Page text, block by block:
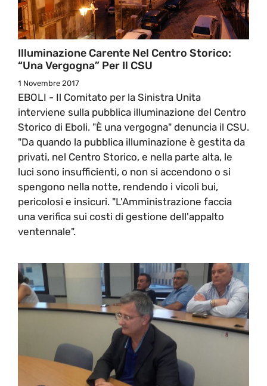
Illuminazione Carente Nel Centro Storico:
“Una Vergogna” Per Il CSU
1 Novembre 2017
EBOLI - Il Comitato per la Sinistra Unita
interviene sulla pubblica illuminazione del Centro
Storico di Eboli. "È una vergogna" denuncia il CSU.
"Da quando la pubblica illuminazione è gestita da
privati, nel Centro Storico, e nella parte alta, le
luci sono insufficienti, o non si accendono o si
spengono nella notte, rendendo i vicoli bui,
pericolosi e insicuri. "L'Amministrazione faccia
una verifica sui costi di gestione dell'appalto
ventennale".